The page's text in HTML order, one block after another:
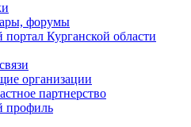
форумы
Курганской области
организации
партнерство
профиль